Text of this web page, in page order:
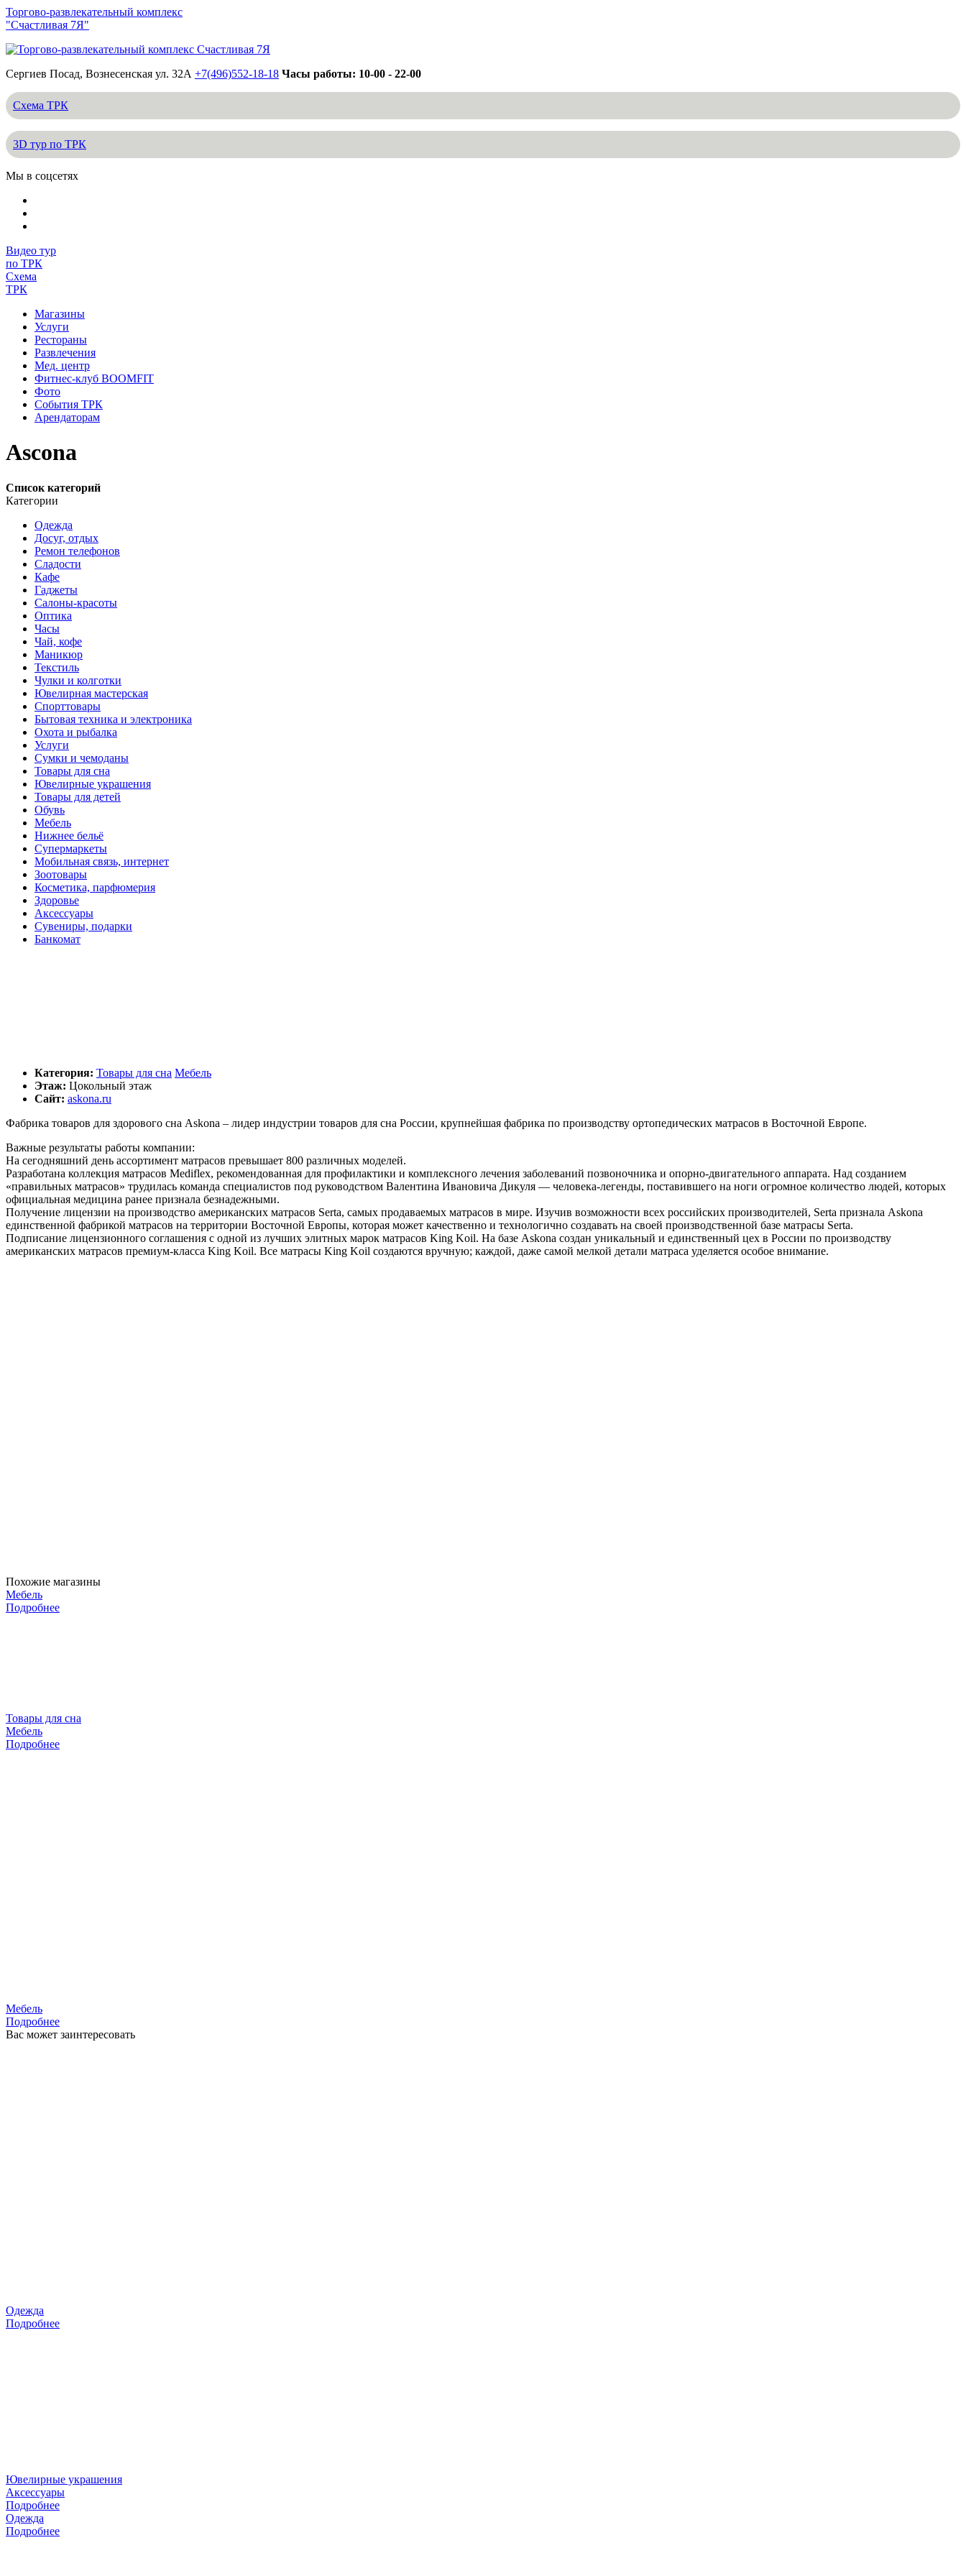
Торгово-развлекательный комплекс
"Счастливая 7Я"
Сергиев Посад, Вознесенская ул. 32А +7(496)552-18-18 Часы работы: 10-00 - 22-00
Схема ТРК
3D тур по ТРК
Мы в соцсетях
Видео тур
по ТРК
Схема
ТРК
Магазины
Услуги
Рестораны
Развлечения
Мед. центр
Фитнес-клуб BOOMFIT
Фото
События ТРК
Арендаторам
Ascona
Список категорий
Категории
Одежда
Досуг, отдых
Ремон телефонов
Сладости
Кафе
Гаджеты
Салоны-красоты
Оптика
Часы
Чай, кофе
Маникюр
Текстиль
Чулки и колготки
Ювелирная мастерская
Спорттовары
Бытовая техника и электроника
Охота и рыбалка
Услуги
Сумки и чемоданы
Товары для сна
Ювелирные украшения
Товары для детей
Обувь
Мебель
Нижнее бельё
Супермаркеты
Мобильная связь, интернет
Зоотовары
Косметика, парфюмерия
Здоровье
Аксессуары
Сувениры, подарки
Банкомат
Категория: Товары для сна Мебель
Этаж: Цокольный этаж
Сайт: askona.ru
Фабрика товаров для здорового сна Askona – лидер индустрии товаров для сна России, крупнейшая фабрика по производству ортопедических матрасов в Восточной Европе.
Важные результаты работы компании:
На сегодняшний день ассортимент матрасов превышает 800 различных моделей.
Разработана коллекция матрасов Mediflex, рекомендованная для профилактики и комплексного лечения заболеваний позвоночника и опорно-двигательного аппарата. Над созданием
«правильных матрасов» трудилась команда специалистов под руководством Валентина Ивановича Дикуля — человека-легенды, поставившего на ноги огромное количество людей, которых
официальная медицина ранее признала безнадежными.
Получение лицензии на производство американских матрасов Serta, самых продаваемых матрасов в мире. Изучив возможности всех российских производителей, Serta признала Askona
единственной фабрикой матрасов на территории Восточной Европы, которая может качественно и технологично создавать на своей производственной базе матрасы Serta.
Подписание лицензионного соглашения с одной из лучших элитных марок матрасов King Koil. На базе Askona создан уникальный и единственный цех в России по производству
американских матрасов премиум-класса King Koil. Все матрасы King Koil создаются вручную; каждой, даже самой мелкой детали матраса уделяется особое внимание.
Похожие магазины
Мебель
Подробнее
Товары для сна
Мебель
Подробнее
Мебель
Подробнее
Вас может заинтересовать
Одежда
Подробнее
Ювелирные украшения
Аксессуары
Подробнее
Одежда
Подробнее